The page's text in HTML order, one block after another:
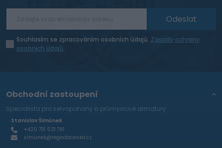
Odeslat
Souhlasím se zpracováním osobních údajů. Zásady ochrany
osobních údajů.
Obchodní zastoupení
Specialista pro servopohony a průmyslové armatury
Stanislav Šimůnek
+420 731 521 791
simunek@regadaceska.cz